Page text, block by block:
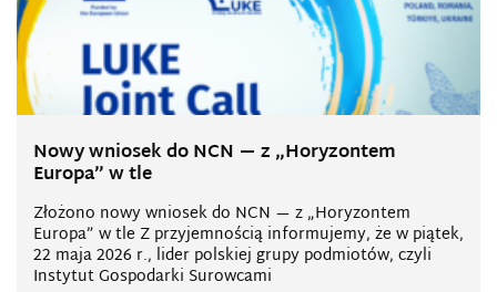
Nowy wniosek do NCN — z „Horyzontem
Europa” w tle
Złożono nowy wniosek do NCN — z „Horyzontem
Europa” w tle Z przyjemnością informujemy, że w piątek,
22 maja 2026 r., lider polskiej grupy podmiotów, czyli
Instytut Gospodarki Surowcami